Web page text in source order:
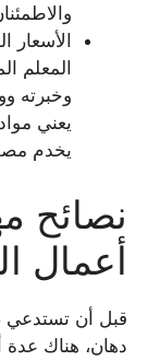
الأسعار
المعلم
وخبرته
يعني
يخدم
نصائح
أعمال
قبل أن تستدعي
دهان، هناك عدة